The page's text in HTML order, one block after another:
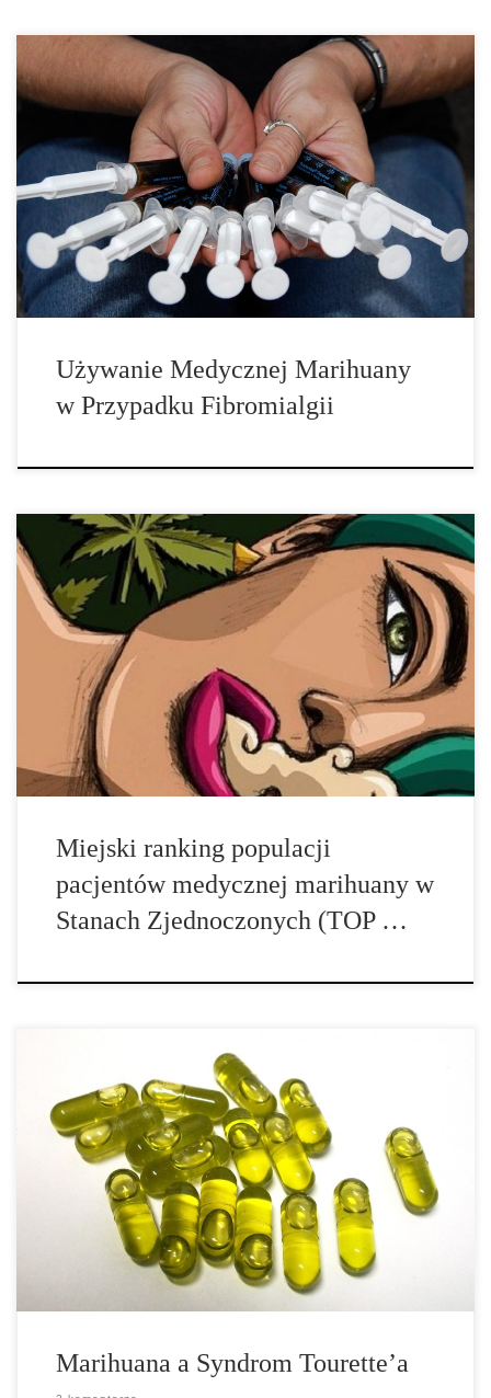
Fibromialgia to niezbyt znana choroba, zaliczana do schorzeń
reumatycznych. A dokładniej, jest to przewlekła niezapalna
choroba reumatyczna tkanek miękkich. Objawia się zazwyczaj
tym, że chora na nią osoba rano wstaje wyczerpana, zesztywniała
czy obolała. Zazwyczaj zawodzi jej pamięć, a ból […]
Używanie Medycznej Marihuany
w Przypadku Fibromialgii
Nie jest tajemnicą, że poparcie legalizacji marihuany rośnie; Jak
dotąd, 23 stany przeszły środki legislacyjne w celu legalizacji
marihuany, a 16 stanów zalegalizowało niepsychoaktywny składnik
marihuany, kannabidiol (CBD), także w celach medycznych – co
oznacza, że ponad połowa kraju jest […]
Miejski ranking populacji
pacjentów medycznej marihuany w
Stanach Zjednoczonych (TOP …
AMA stwierdza w swoim raporcie online: „Istnieją tylko
ograniczone dane na temat wpływu marihuany na pacjentów z
zespołem Tourette’a, którzy źle reagują na standardowe leczenie,
dane te składają się z historii 4 przypadków, które zgłosiły
korzystne efekty z palenia marihuany […]
Marihuana a Syndrom Tourette’a